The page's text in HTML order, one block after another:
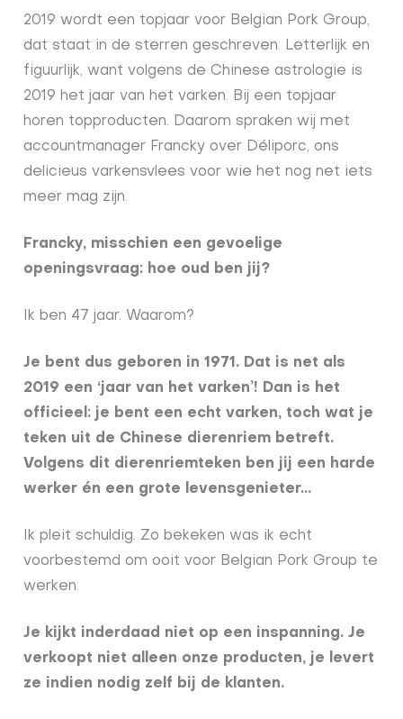
2019 wordt een topjaar voor Belgian Pork Group,
dat staat in de sterren geschreven. Letterlijk en
figuurlijk, want volgens de Chinese astrologie is
2019 het jaar van het varken. Bij een topjaar
horen topproducten. Daarom spraken wij met
accountmanager Francky over Déliporc, ons
delicieus varkensvlees voor wie het nog net iets
meer mag zijn.
Francky, misschien een gevoelige
openingsvraag: hoe oud ben jij?
Ik ben 47 jaar. Waarom?
Je bent dus geboren in 1971. Dat is net als
2019 een ‘jaar van het varken’! Dan is het
officieel: je bent een echt varken, toch wat je
teken uit de Chinese dierenriem betreft.
Volgens dit dierenriemteken ben jij een harde
werker én een grote levensgenieter…
Ik pleit schuldig. Zo bekeken was ik echt
voorbestemd om ooit voor Belgian Pork Group te
werken.
Je kijkt inderdaad niet op een inspanning. Je
verkoopt niet alleen onze producten, je levert
ze indien nodig zelf bij de klanten.